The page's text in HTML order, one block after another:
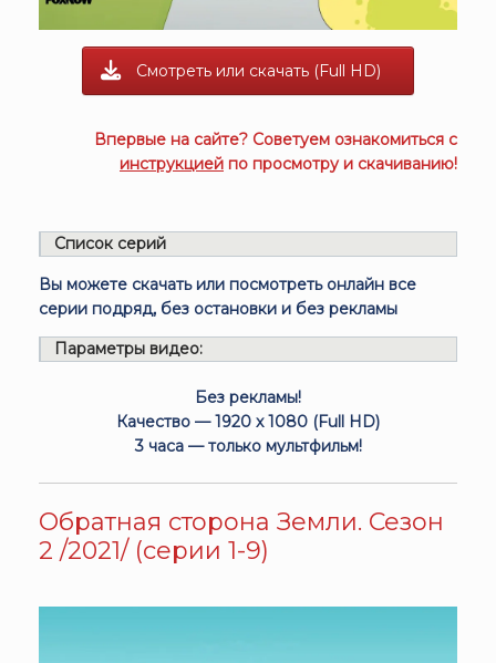
Смотреть или скачать (Full HD)
Впервые на сайте? Советуем ознакомиться с
инструкцией по просмотру и скачиванию!
Список серий
Вы можете скачать или посмотреть онлайн все
серии подряд, без остановки и без рекламы
Параметры видео:
Без рекламы!
Качество — 1920 x 1080 (Full HD)
3 часа — только мультфильм!
Обратная сторона Земли. Сезон
2 /2021/ (серии 1-9)